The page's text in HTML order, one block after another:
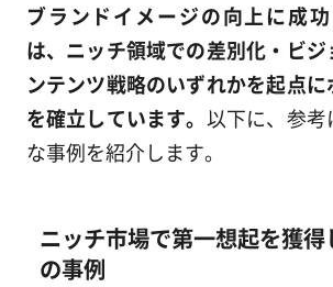
ブランドイメージの向上に成
は、ニッチ領域での差別化・ビ
ンテンツ戦略のいずれかを起点
を確立しています。 以下に、参
な事例を紹介します。
ニッチ市場で第一想起を獲
の事例